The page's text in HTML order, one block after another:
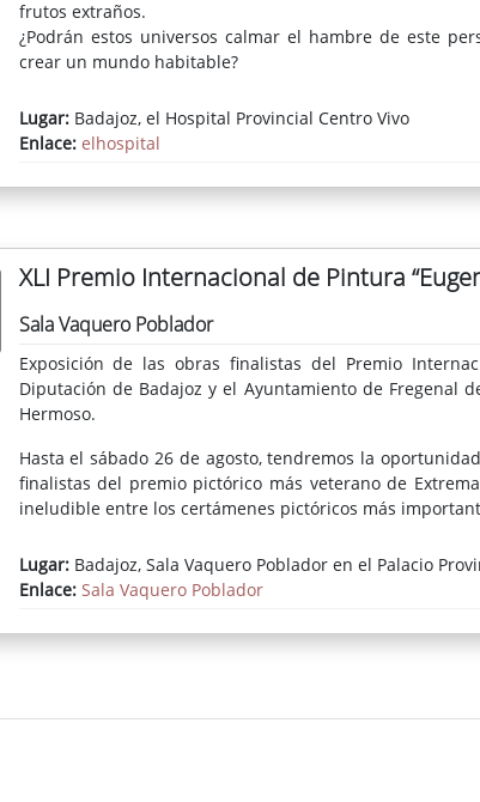
frutos extraños.
¿Podrán estos universos calmar el hambre de este
crear un mundo habitable?
Lugar:Badajoz, el Hospital Provincial Centro Vivo
Enlace: elhospital
XLI Premio Internacional de Pintura
Sala Vaquero Poblador
Exposición de las obras finalistas del Premio
Diputación de Badajoz y el Ayuntamiento de Fregenal
Hermoso.
Hasta el sábado 26 de agosto, tendremos la
finalistas del premio pictórico más veterano de
ineludible entre los certámenes pictóricos más
Lugar:Badajoz, Sala Vaquero Poblador en el Palacio
Enlace: Sala Vaquero Poblador